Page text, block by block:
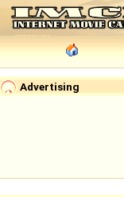
Advertising